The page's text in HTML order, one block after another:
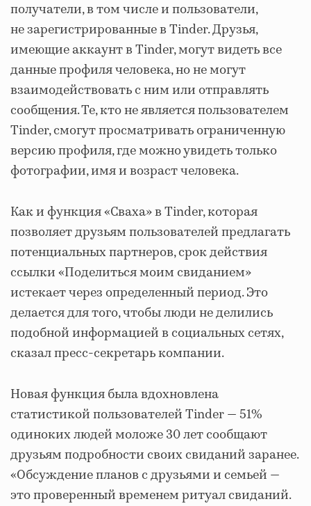
получатели, в том числе и пользователи,
не зарегистрированные в Tinder. Друзья,
имеющие аккаунт в Tinder, могут видеть все
данные профиля человека, но не могут
взаимодействовать с ним или отправлять
сообщения. Те, кто не является пользователем
Tinder, смогут просматривать ограниченную
версию профиля, где можно увидеть только
фотографии, имя и возраст человека.
Как и функция «Сваха» в Tinder, которая
позволяет друзьям пользователей предлагать
потенциальных партнеров, срок действия
ссылки «Поделиться моим свиданием»
истекает через определенный период. Это
делается для того, чтобы люди не делились
подобной информацией в социальных сетях,
сказал пресс-секретарь компании.
Новая функция была вдохновлена
статистикой пользователей Tinder — 51%
одиноких людей моложе 30 лет сообщают
друзьям подробности своих свиданий заранее.
«Обсуждение планов с друзьями и семьей —
это проверенный временем ритуал свиданий.